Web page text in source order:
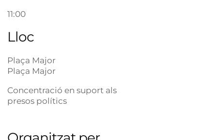
11:00
Lloc
Plaça Major
Plaça Major
Concentració en suport als
presos polítics